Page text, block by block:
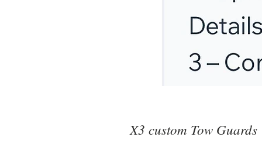
X3 custom Tow Guards